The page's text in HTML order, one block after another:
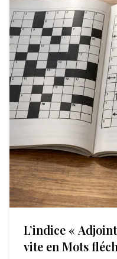
L’indice «
vite en Mots